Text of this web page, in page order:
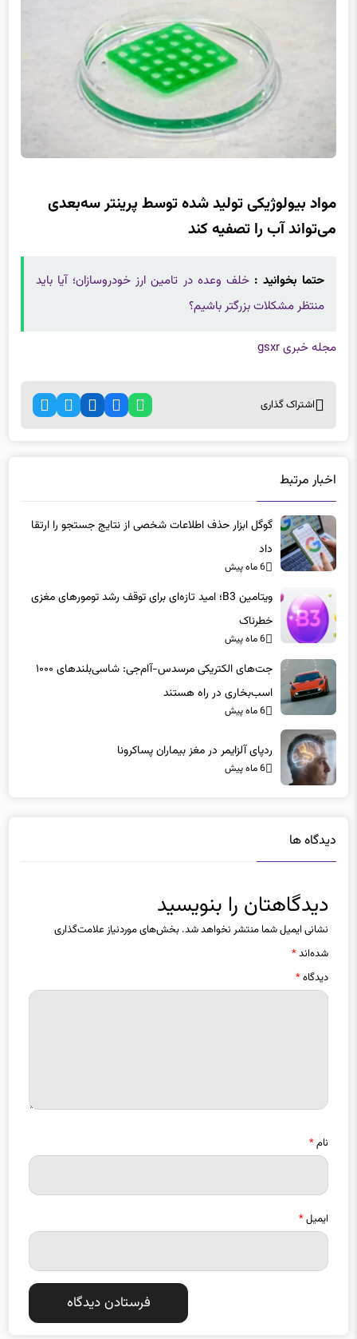
مواد بیولوژیکی تولید شده توسط پرینتر سه‌بعدی
می‌تواند آب را تصفیه کند
حتما بخوانید : خلف وعده در تامین ارز خودروسازان؛ آیا باید
منتظر مشکلات بزرگتر باشیم؟
مجله خبری gsxr
اشتراک گذاری
اخبار مرتبط
گوگل ابزار حذف اطلاعات شخصی از نتایج جستجو را ارتقا
داد
6 ماه پیش
ویتامین B3؛ امید تازه‌ای برای توقف رشد تومورهای مغزی
خطرناک
6 ماه پیش
جت‌های الکتریکی مرسدس-آام‌جی: شاسی‌بلندهای ۱۰۰۰
اسب‌بخاری در راه هستند
6 ماه پیش
ردپای آلزایمر در مغز بیماران پساکرونا
6 ماه پیش
دیدگاه ها
دیدگاهتان را بنویسید
نشانی ایمیل شما منتشر نخواهد شد. بخش‌های موردنیاز علامت‌گذاری
شده‌اند*
دیدگاه*
نام*
ایمیل*